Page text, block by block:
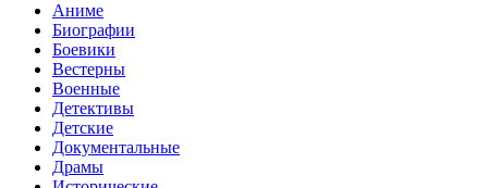
Аниме
Биографии
Боевики
Вестерны
Военные
Детективы
Детские
Документальные
Драмы